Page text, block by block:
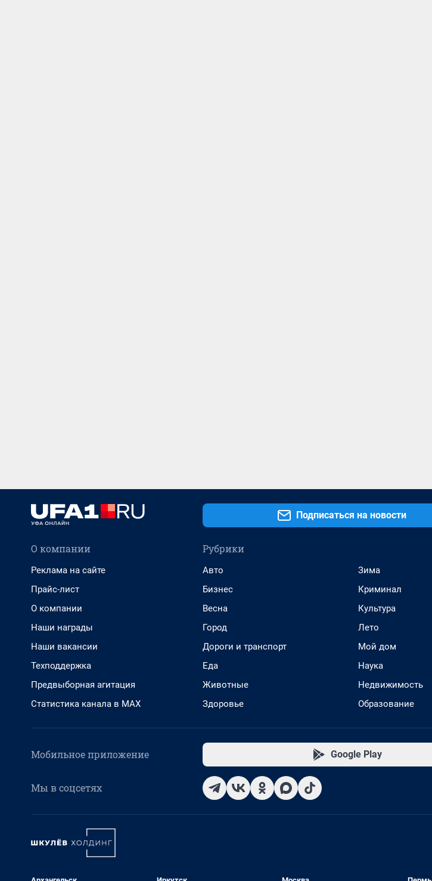
Подписаться на новости
О компании
Реклама на сайте
Прайс-лист
О компании
Наши награды
Наши вакансии
Техподдержка
Предвыборная агитация
Статистика канала в MAX
Рубрики
Авто
Бизнес
Весна
Город
Дороги и транспорт
Еда
Животные
Здоровье
Зима
Криминал
Культура
Лето
Мой дом
Наука
Недвижимость
Образование
Мобильное приложение Google Play
Мы в соцсетях